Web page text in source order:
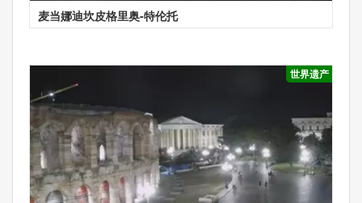
麦当娜迪坎皮格里奥-特伦托
世界遗产